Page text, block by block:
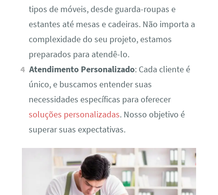
tipos de móveis, desde guarda-roupas e
estantes até mesas e cadeiras. Não importa a
complexidade do seu projeto, estamos
preparados para atendê-lo.
Atendimento Personalizado: Cada cliente é
único, e buscamos entender suas
necessidades específicas para oferecer
soluções personalizadas. Nosso objetivo é
superar suas expectativas.